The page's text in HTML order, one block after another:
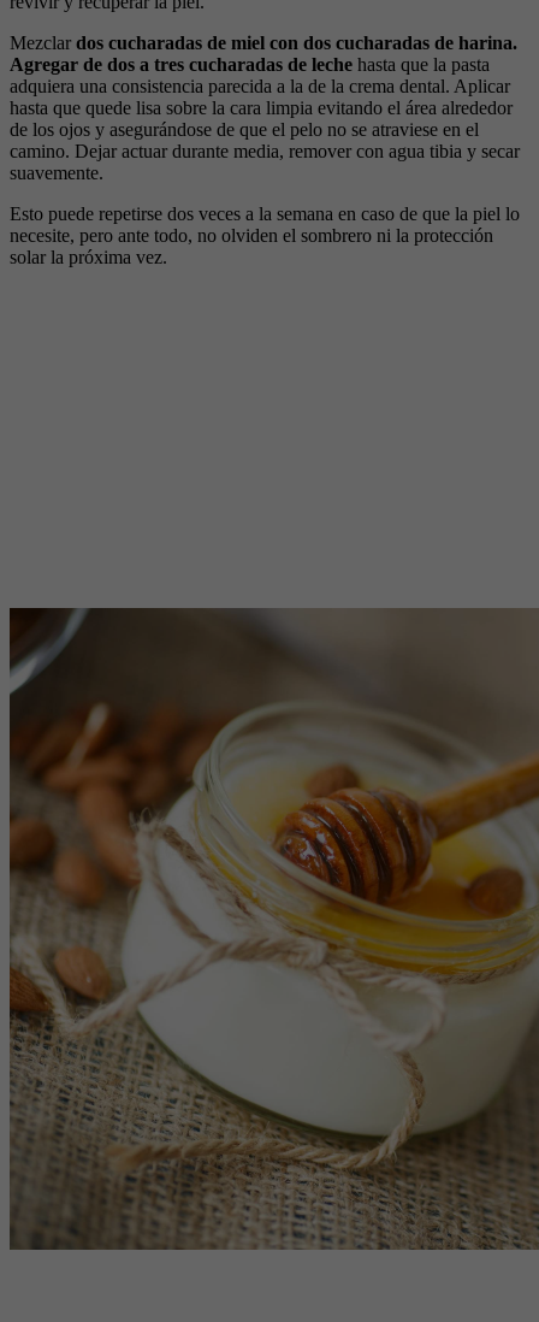
Mezclar dos cucharadas de miel con dos cucharadas de harina.
Agregar de dos a tres cucharadas de leche hasta que la pasta
adquiera una consistencia parecida a la de la crema dental. Aplicar
hasta que quede lisa sobre la cara limpia evitando el área alrededor
de los ojos y asegurándose de que el pelo no se atraviese en el
camino. Dejar actuar durante media, remover con agua tibia y secar
suavemente.
Esto puede repetirse dos veces a la semana en caso de que la piel lo
necesite, pero ante todo, no olviden el sombrero ni la protección
solar la próxima vez.